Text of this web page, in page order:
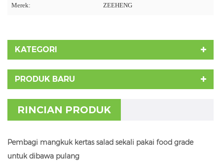
Merek: ZEEHENG
KATEGORI
PRODUK BARU
RINCIAN PRODUK
Pembagi mangkuk kertas salad sekali pakai food grade
untuk dibawa pulang